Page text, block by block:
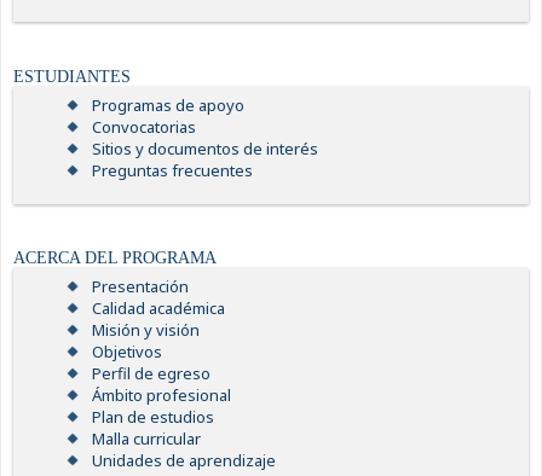
ESTUDIANTES
Programas de apoyo
Convocatorias
Sitios y documentos de interés
Preguntas frecuentes
ACERCA DEL PROGRAMA
Presentación
Calidad académica
Misión y visión
Objetivos
Perfil de egreso
Ámbito profesional
Plan de estudios
Malla curricular
Unidades de aprendizaje